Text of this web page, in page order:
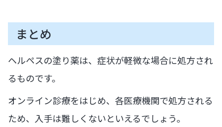
まとめ
ヘルペスの塗り薬は、症状が軽微な場合に処方され
るものです。
オンライン診療をはじめ、各医療機関で処方される
ため、入手は難しくないといえるでしょう。